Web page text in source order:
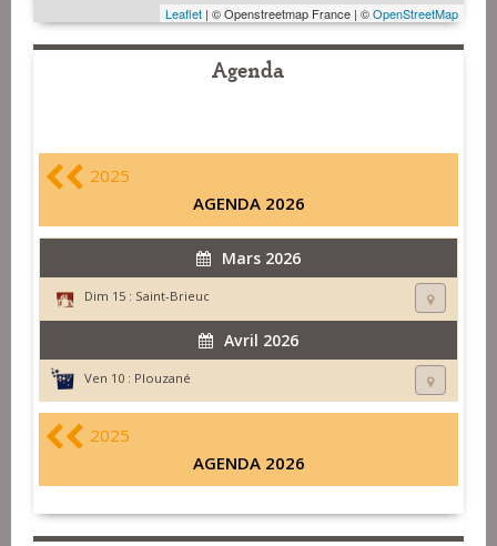
Leaflet | © Openstreetmap France | ©OpenStreetMap
Agenda
2025
AGENDA 2026
Mars 2026
Dim 15 : Saint-Brieuc
Avril 2026
Ven 10 : Plouzané
2025
AGENDA 2026